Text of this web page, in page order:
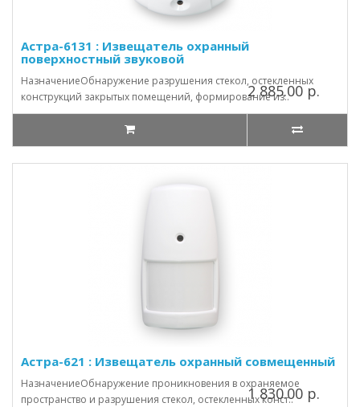
Астра-6131 : Извещатель охранный
поверхностный звуковой
НазначениеОбнаружение разрушения стекол, остекленных
конструкций закрытых помещений, формирование из..
2 885.00 р.
Астра-621 : Извещатель охранный совмещенный
НазначениеОбнаружение проникновения в охраняемое
пространство и разрушения стекол, остекленных конст..
1 830.00 р.